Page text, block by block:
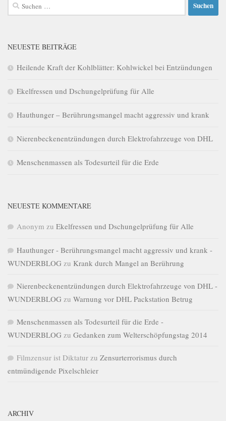
nach:
NEUESTE BEITRÄGE
Heilende Kraft der Kohlblätter: Kohlwickel bei Entzündungen
Ekelfressen und Dschungelprüfung für Alle
Hauthunger – Berührungsmangel macht aggressiv und krank
Nierenbeckenentzündungen durch Elektrofahrzeuge von DHL
Menschenmassen als Todesurteil für die Erde
NEUESTE KOMMENTARE
Anonym zu Ekelfressen und Dschungelprüfung für Alle
Hauthunger - Berührungsmangel macht aggressiv und krank -
WUNDERBLOG zu Krank durch Mangel an Berührung
Nierenbeckenentzündungen durch Elektrofahrzeuge von DHL -
WUNDERBLOG zu Warnung vor DHL Packstation Betrug
Menschenmassen als Todesurteil für die Erde -
WUNDERBLOG zu Gedanken zum Welterschöpfungstag 2014
Filmzensur ist Diktatur zu Zensurterrorismus durch
entmündigende Pixelschleier
ARCHIV